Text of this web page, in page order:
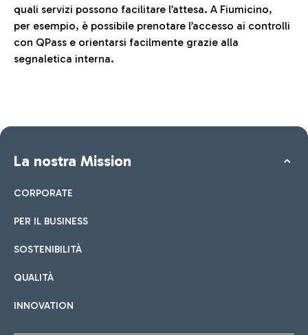
quali servizi possono facilitare l’attesa. A Fiumicino,
per esempio, è possibile prenotare l’accesso ai controlli
con QPass e orientarsi facilmente grazie alla
segnaletica interna.
La nostra Mission
CORPORATE
PER IL BUSINESS
SOSTENIBILITÀ
QUALITÀ
INNOVATION